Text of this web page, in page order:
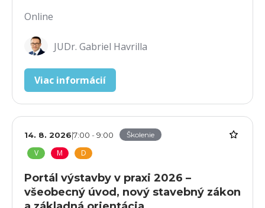
Online
JUDr. Gabriel Havrilla
Viac informácií
14. 8. 2026|7:00 - 9:00 Školenie
V M D
Portál výstavby v praxi 2026 –
všeobecný úvod, nový stavebný zákon